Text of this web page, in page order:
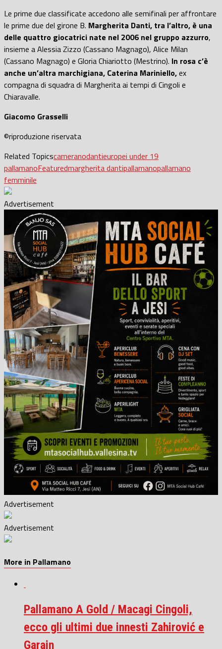
Le prime due classificate accedono alle semifinali per affrontare
le prime due del girone B. Margherita Danti, tra l’altro, è una
delle quattro giocatrici nate nel 2006 nel gruppo azzurro,
insieme a Alessia Zizzo (Cassano Magnago), Alice Milan
(Cassano Magnago) e Gloria Chiariotto (Mestrino). In rosa c’è
anche un’altra marchigiana, Caterina Mariniello,ex
compagna di squadra di Margherita ai tempi di Cingoli e
Chiaravalle.
Giacomo Grasselli
©riproduzione riservata
Related Topicscameranodantieuropei under 19
pallamanoFeaturedmargherita dantipallamanopallamano
femminile
Advertisement
Advertisement
Advertisement
More in Pallamano
Pallamano A Gold / Macagi Cingoli,
ecco gli ultimi due innesti Zahirović e
Garain